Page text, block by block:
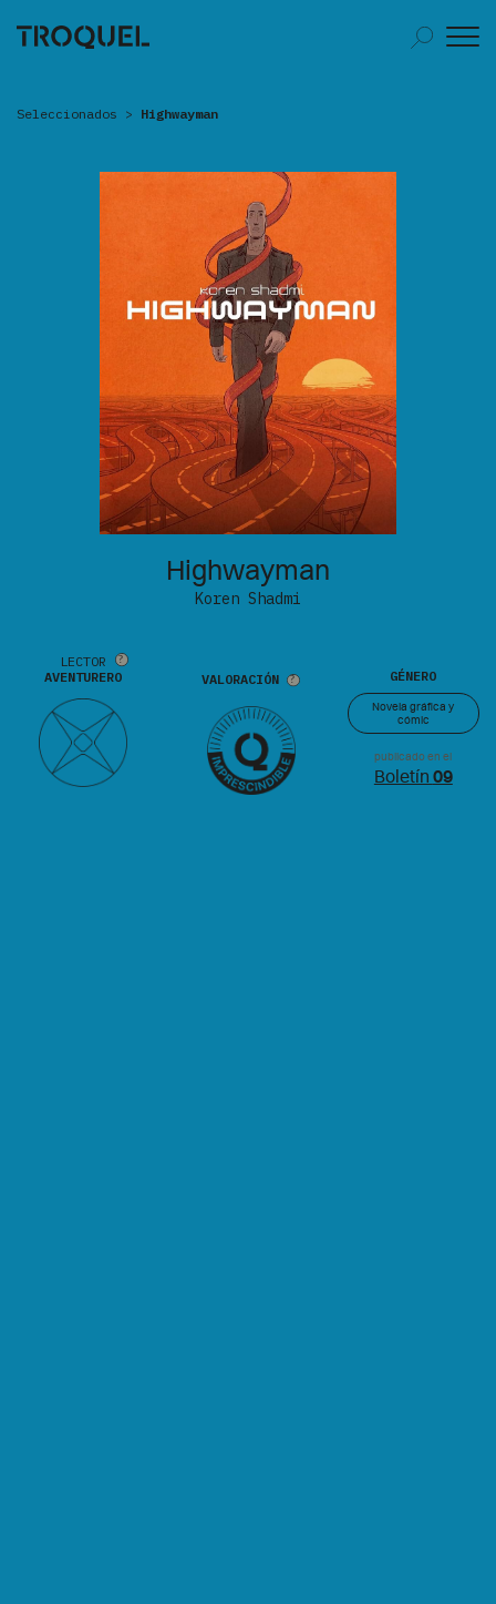
Seleccionados > Highwayman
Highwayman
Koren Shadmi
LECTOR
AVENTURERO
VALORACIÓN GÉNERO
Novela gráfica y
cómic
publicado en el
Boletín 09